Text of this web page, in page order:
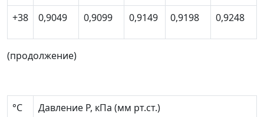
+38 0,9049 0,9099 0,9149 0,9198 0,9248
(продолжение)
°С Давление P, кПа (мм рт.ст.)